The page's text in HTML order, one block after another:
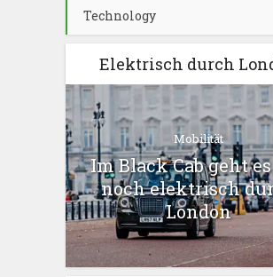
Technology
Elektrisch durch
Mobilität
Im Black Cab geht
noch elektrisch
London